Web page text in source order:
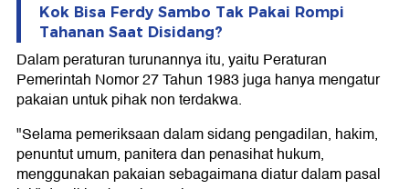
Kok Bisa Ferdy Sambo Tak Pakai Rompi
Tahanan Saat Disidang?
Dalam peraturan turunannya itu, yaitu Peraturan
Pemerintah Nomor 27 Tahun 1983 juga hanya mengatur
pakaian untuk pihak non terdakwa.
"Selama pemeriksaan dalam sidang pengadilan, hakim,
penuntut umum, panitera dan penasihat hukum,
menggunakan pakaian sebagaimana diatur dalam pasal